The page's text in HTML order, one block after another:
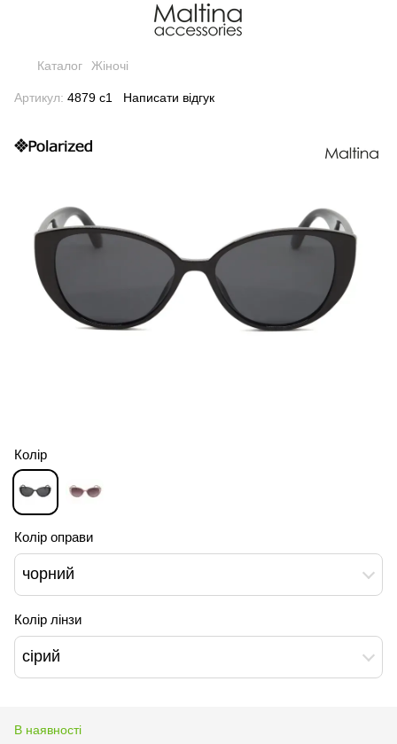
Каталог Жіночі
Артикул: 4879 с1 Написати відгук
Колір
Колір оправи
чорний
Колір лінзи
сірий
В наявності